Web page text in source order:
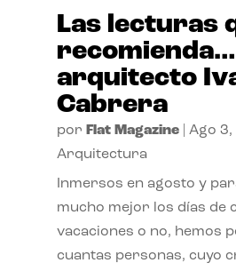
Las lecturas
arquitecto
Cabrera
por Flat Magazine| Ago 3,
Arquitectura
Inmersos en agosto y
mucho mejor los días de
vacaciones o no, hemos
cuantas personas, cuyo